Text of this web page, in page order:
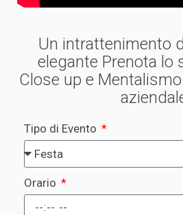
Un intrattenimento
elegante Prenota lo
Close up e
Tipo di Evento
Orario